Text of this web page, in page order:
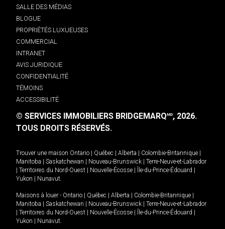
SALLE DES MÉDIAS
BLOGUE
PROPRIÉTÉS LUXUEUSES
COMMERCIAL
INTRANET
AVIS JURIDIQUE
CONFIDENTIALITÉ
TÉMOINS
ACCESSIBILITÉ
© SERVICES IMMOBILIERS BRIDGEMARQMD, 2026.
TOUS DROITS RÉSERVÉS.
Trouver une maison Ontario Québec Alberta Colombie-Britannique
Manitoba
Saskatchewan Nouveau-Brunswick
Terre-Neuve-et-Labrador
Territoires du Nord-Ouest Nouvelle-Écosse Île-du-Prince-Édouard
Yukon
Nunavut.
Maisons à louer - Ontario Québec Alberta Colombie-Britannique
Manitoba
Saskatchewan Nouveau-Brunswick
Terre-Neuve-et-Labrador
Territoires du Nord-Ouest Nouvelle-Écosse Île-du-Prince-Édouard
Yukon
Nunavut.